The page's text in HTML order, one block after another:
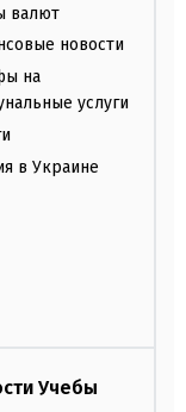
валют
новости
на
услуги
в Украине
Учебы